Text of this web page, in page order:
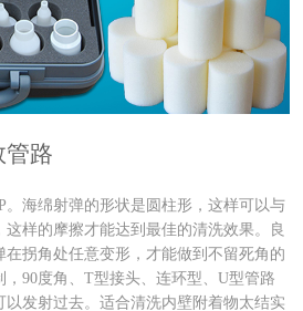
管路
。海绵射弹的形状是圆柱形，这样可以与
样的摩擦才能达到最佳的清洗效果。良
拐角处任意变形，才能做到不留死角的
90度角、T型接头、连环型、U型管路
以发射过去。适合清洗内壁附着物太结实